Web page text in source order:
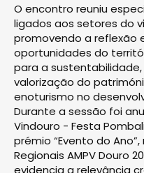
O encontro reuniu
ligados aos setores do
promovendo a reflexão
oportunidades do
para a
valorização do
enoturismo no
Durante a sessão foi
Vindouro - Festa
prémio “Evento do
Regionais AMPV Douro
evidencia a relevância